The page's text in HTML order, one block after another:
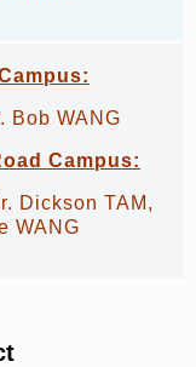
Bob WANG
Campus:
Dickson TAM,
WANG